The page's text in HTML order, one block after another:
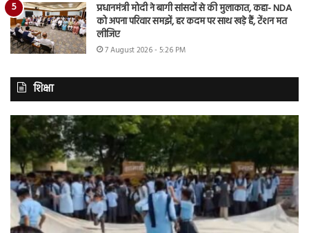
प्रधानमंत्री मोदी ने बागी सांसदों से की मुलाकात, कहा- NDA
को अपना परिवार समझें, हर कदम पर साथ खड़े हैं, टेंशन मत
लीजिए
7 August 2026 - 5:26 PM
शिक्षा